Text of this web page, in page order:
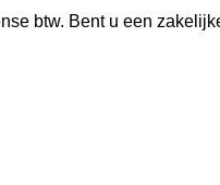
btw. Bent u een